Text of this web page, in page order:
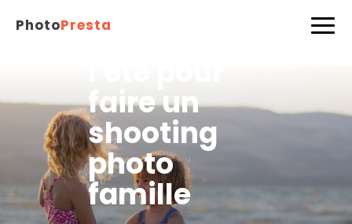
PhotoPrestaComment
profiter de
faire un
shooting
photo
famille